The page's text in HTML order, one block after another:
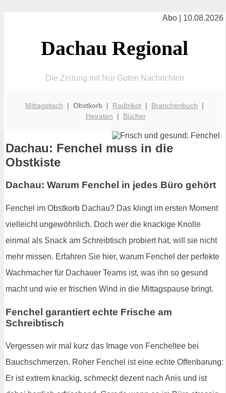
Abo | 10.08.2026
Dachau Regional
Die Zeitung mit Nur Guten Nachrichten
Mittagstisch | Obstkorb | Radtrikot | Branchenbuch |
Heiraten | Bücher
Dachau: Fenchel muss in die
Obstkiste
Dachau: Warum Fenchel in jedes Büro gehört
Fenchel im Obstkorb Dachau? Das klingt im ersten Moment
vielleicht ungewöhnlich. Doch wer die knackige Knolle
einmal als Snack am Schreibtisch probiert hat, will sie nicht
mehr missen. Erfahren Sie hier, warum Fenchel der perfekte
Wachmacher für Dachauer Teams ist, was ihn so gesund
macht und wie er frischen Wind in die Mittagspause bringt.
Fenchel garantiert echte Frische am
Schreibtisch
Vergessen wir mal kurz das Image von Fencheltee bei
Bauchschmerzen. Roher Fenchel ist eine echte Offenbarung:
Er ist extrem knackig, schmeckt dezent nach Anis und ist